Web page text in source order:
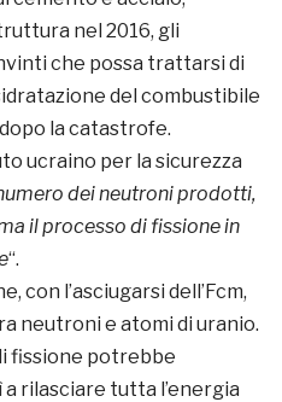
nel 2016, gli
che possa trattarsi di
del combustibile
la catastrofe.
ucraino per la sicurezza
dei neutroni prodotti,
il processo di fissione in
“.
con l’asciugarsi dell’Fcm,
neutroni e atomi di uranio.
fissione potrebbe
rilasciare tutta l’energia